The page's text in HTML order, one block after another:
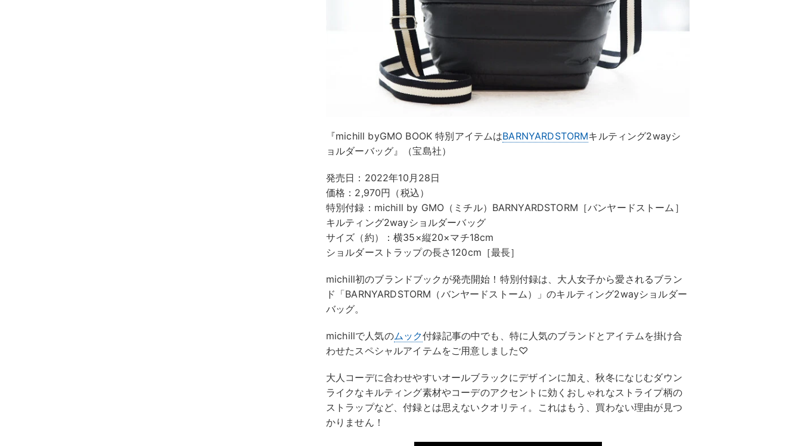
『michill byGMO BOOK 特別アイテムはBARNYARDSTORMキルティング2wayシ
ョルダーバッグ』（宝島社）
発売日：2022年10月28日
価格：2,970円（税込）
特別付録：michill by GMO（ミチル）BARNYARDSTORM［バンヤードストーム］
キルティング2wayショルダーバッグ
サイズ（約）：横35×縦20×マチ18cm
ショルダーストラップの長さ120cm［最長］
michill初のブランドブックが発売開始！特別付録は、大人女子から愛されるブラン
ド「BARNYARDSTORM（バンヤードストーム）」のキルティング2wayショルダー
バッグ。
michillで人気のムック付録記事の中でも、特に人気のブランドとアイテムを掛け合
わせたスペシャルアイテムをご用意しました♡
大人コーデに合わせやすいオールブラックにデザインに加え、秋冬になじむダウン
ライクなキルティング素材やコーデのアクセントに効くおしゃれなストライプ柄の
ストラップなど、付録とは思えないクオリティ。これはもう、買わない理由が見つ
かりません！